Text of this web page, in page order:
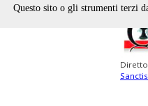
Sanctis
Questo sito o gli strumenti terzi